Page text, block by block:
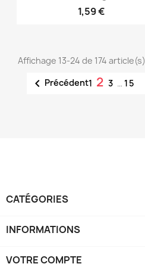
1,59 €
Affichage 13-24 de 174 article(s)
 Précédent1 2 3 … 15
CATÉGORIES
INFORMATIONS
VOTRE COMPTE